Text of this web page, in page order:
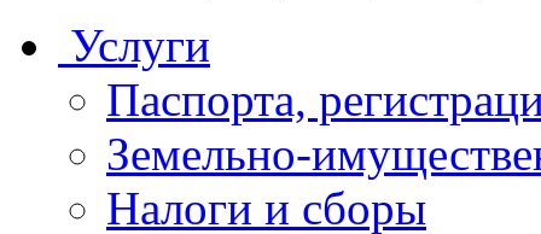
Услуги
Паспорта,
Земельно-
Налоги и сборы